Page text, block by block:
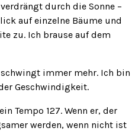
durch die Sonne –
auf einzelne Bäume und
zu. Ich brause auf dem
immer mehr. Ich bin
Geschwindigkeit.
Tempo 127. Wenn er, der
werden, wenn nicht ist